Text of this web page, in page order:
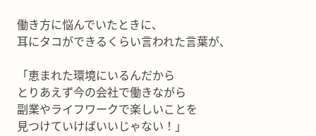
働き方に悩んでいたときに、
耳にタコができるくらい言われた言葉が、
「恵まれた環境にいるんだから
とりあえず今の会社で働きながら
副業やライフワークで楽しいことを
見つけていけばいいじゃない！」